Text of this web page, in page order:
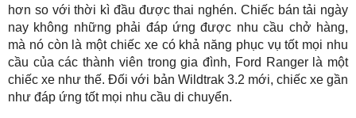
hơn so với thời kì đầu được thai nghén. Chiếc bán tải ngày
nay không những phải đáp ứng được nhu cầu chở hàng,
mà nó còn là một chiếc xe có khả năng phục vụ tốt mọi nhu
cầu của các thành viên trong gia đình, Ford Ranger là một
chiếc xe như thế. Đối với bản Wildtrak 3.2 mới, chiếc xe gần
như đáp ứng tốt mọi nhu cầu di chuyển.